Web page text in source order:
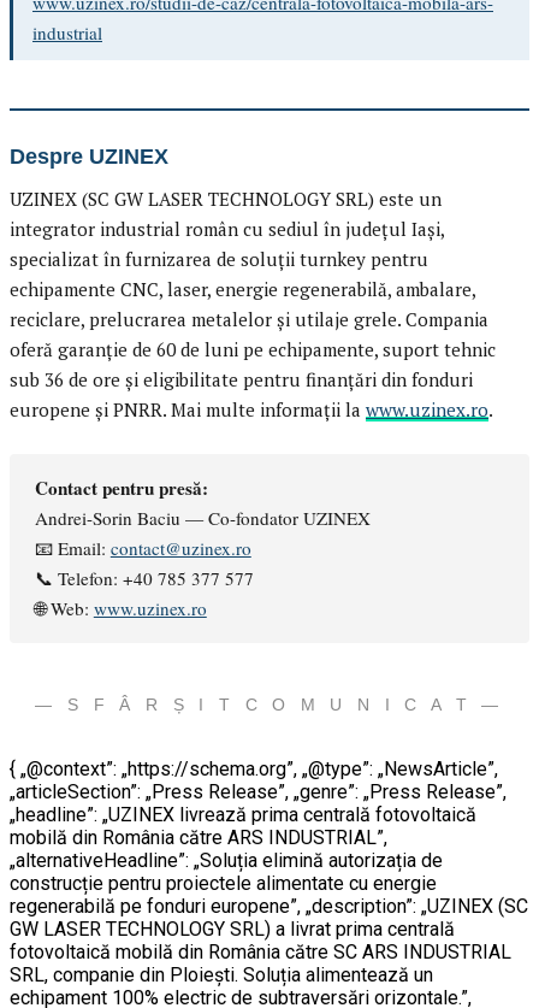
industrial
Despre UZINEX
UZINEX (SC GW LASER TECHNOLOGY SRL) este un
integrator industrial român cu sediul în județul Iași,
specializat în furnizarea de soluții turnkey pentru
echipamente CNC, laser, energie regenerabilă, ambalare,
reciclare, prelucrarea metalelor și utilaje grele. Compania
oferă garanție de 60 de luni pe echipamente, suport tehnic
sub 36 de ore și eligibilitate pentru finanțări din fonduri
europene și PNRR. Mai multe informații la www.uzinex.ro.
Contact pentru presă:
Andrei-Sorin Baciu — Co-fondator UZINEX
📧 Email: contact@uzinex.ro
📞 Telefon: +40 785 377 577
🌐 Web: www.uzinex.ro
— S F Â R Ș I T C O M U N I C A T —
{ „@context”: „https://schema.org”, „@type”: „NewsArticle”,
„articleSection”: „Press Release”, „genre”: „Press Release”,
„headline”: „UZINEX livrează prima centrală fotovoltaică
mobilă din România către ARS INDUSTRIAL”,
„alternativeHeadline”: „Soluția elimină autorizația de
construcție pentru proiectele alimentate cu energie
regenerabilă pe fonduri europene”, „description”: „UZINEX (SC
GW LASER TECHNOLOGY SRL) a livrat prima centrală
fotovoltaică mobilă din România către SC ARS INDUSTRIAL
SRL, companie din Ploiești. Soluția alimentează un
echipament 100% electric de subtraversări orizontale.”,